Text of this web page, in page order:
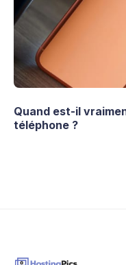
Quand est-il
téléphone ?